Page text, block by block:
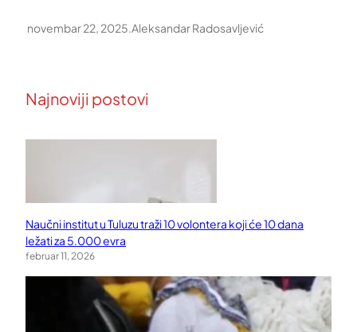
novembar 22, 2025.Aleksandar Radosavljević
Najnoviji postovi
Naučni institut u Tuluzu traži 10 volontera koji će 10 dana
ležati za 5.000 evra
februar 11, 2026